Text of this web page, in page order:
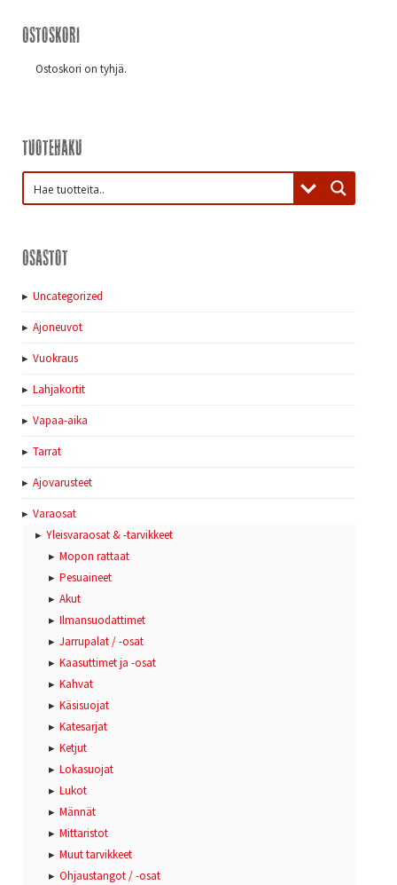
Ostoskori
Ostoskori on tyhjä.
Tuotehaku
Osastot
Uncategorized
Ajoneuvot
Vuokraus
Lahjakortit
Vapaa-aika
Tarrat
Ajovarusteet
Varaosat
Yleisvaraosat & -tarvikkeet
Mopon rattaat
Pesuaineet
Akut
Ilmansuodattimet
Jarrupalat / -osat
Kaasuttimet ja -osat
Kahvat
Käsisuojat
Katesarjat
Ketjut
Lokasuojat
Lukot
Männät
Mittaristot
Muut tarvikkeet
Ohjaustangot / -osat